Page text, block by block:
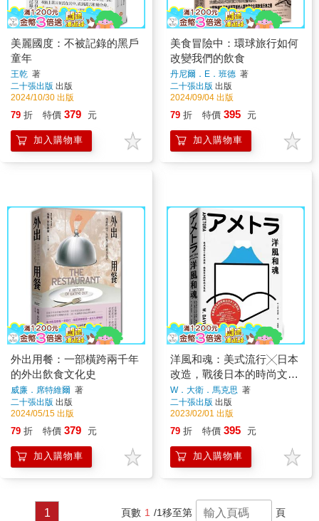
美麗國度：不被記錄的黑戶
童年
王乾 著
二十張出版 出版
2024/10/30 出版
79 折 特價 379 元
加入購物車
美食冒險中：環球旅行如何
改變我們的飲食
丹尼爾．E．班德 著
二十張出版 出版
2024/09/04 出版
79 折 特價 395 元
加入購物車
外出用餐：一部橫跨兩千年
的外出飲食文化史
威廉．席特維爾 著
二十張出版 出版
2024/05/15 出版
79 折 特價 379 元
加入購物車
洋風和魂：美式流行╳日本
改造，戰後日本的時尚文化
史
W．大衛．馬克思 著
二十張出版 出版
2023/02/01 出版
79 折 特價 395 元
加入購物車
1 頁數 1 /1移至第 頁